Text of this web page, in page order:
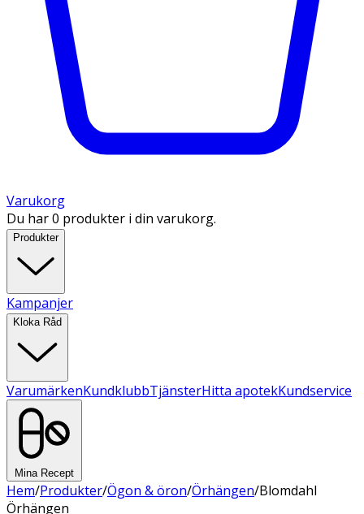
Varukorg
Du har 0 produkter i din varukorg.
Produkter
Kampanjer
Kloka Råd
VarumärkenKundklubbTjänsterHitta apotekKundservice
Mina Recept
Hem/Produkter/Ögon & öron/Örhängen/Blomdahl
Örhängen